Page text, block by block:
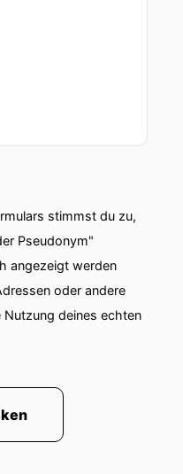
stimmst du zu,
Pseudonym"
angezeigt werden
oder andere
Nutzung deines echten